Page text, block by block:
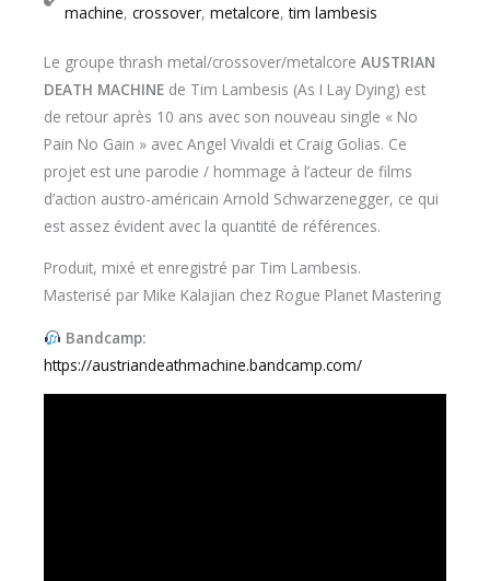
machine, crossover, metalcore,tim lambesis
Le groupe thrash metal/crossover/metalcore AUSTRIAN
DEATH MACHINE de Tim Lambesis (As I Lay Dying) est
de retour après 10 ans avec son nouveau single « No
Pain No Gain » avec Angel Vivaldi et Craig Golias. Ce
projet est une parodie / hommage à l’acteur de films
d’action austro-américain Arnold Schwarzenegger, ce qui
est assez évident avec la quantité de références.
Produit, mixé et enregistré par Tim Lambesis.
Masterisé par Mike Kalajian chez Rogue Planet Mastering
Bandcamp:
https://austriandeathmachine.bandcamp.com/